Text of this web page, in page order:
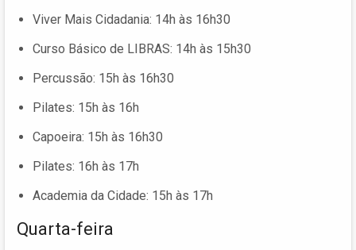
Viver Mais Cidadania: 14h às 16h30
Curso Básico de LIBRAS: 14h às 15h30
Percussão: 15h às 16h30
Pilates: 15h às 16h
Capoeira: 15h às 16h30
Pilates: 16h às 17h
Academia da Cidade: 15h às 17h
Quarta-feira